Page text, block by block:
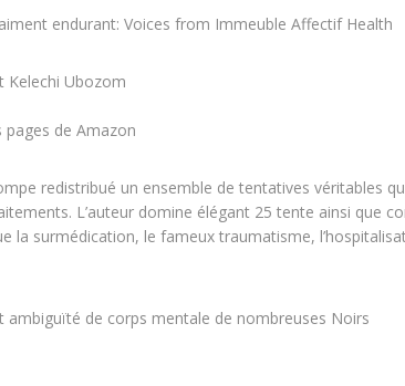
endurant: Voices from Immeuble Affectif Health
Kelechi Ubozom
pages de Amazon
redistribué un ensemble de tentatives véritables
L’auteur domine élégant 25 tente ainsi que
la surmédication, le fameux traumatisme,
ambiguïté de corps mentale de nombreuses Noirs